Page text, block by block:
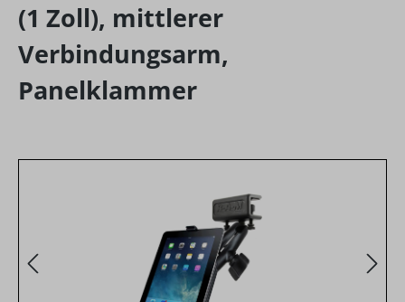
(1 Zoll), mittlerer
Verbindungsarm,
Panelklammer